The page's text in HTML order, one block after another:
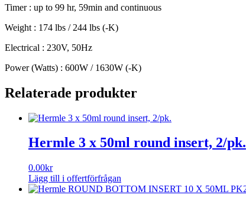
Timer : up to 99 hr, 59min and continuous
Weight : 174 lbs / 244 lbs (-K)
Electrical : 230V, 50Hz
Power (Watts) : 600W / 1630W (-K)
Relaterade produkter
Hermle 3 x 50ml round insert, 2/pk.
0.00kr
Lägg till i offertförfrågan